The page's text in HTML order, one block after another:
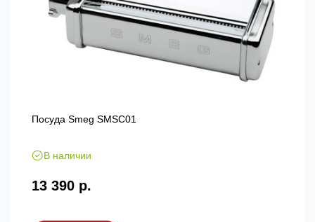
Посуда Smeg SMSC01
В наличии
13 390 р.